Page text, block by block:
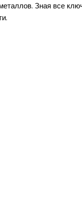
Зная все